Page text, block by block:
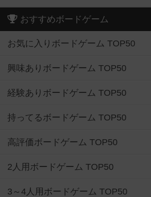
おすすめボードゲーム
お気に入りボードゲーム TOP50
興味ありボードゲーム TOP50
経験ありボードゲーム TOP50
持ってるボードゲーム TOP50
高評価ボードゲーム TOP50
2人用ボードゲーム TOP50
3～4人用ボードゲーム TOP50